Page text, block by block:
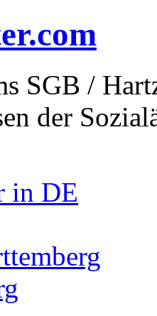
SGB /
der
in DE